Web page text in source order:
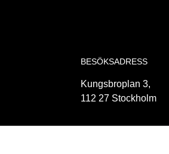
BESÖKSADRESS
Kungsbroplan 3,
112 27 Stockholm